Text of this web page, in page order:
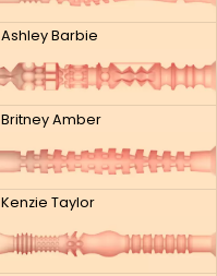
Ashley Barbie
Britney Amber
Kenzie Taylor